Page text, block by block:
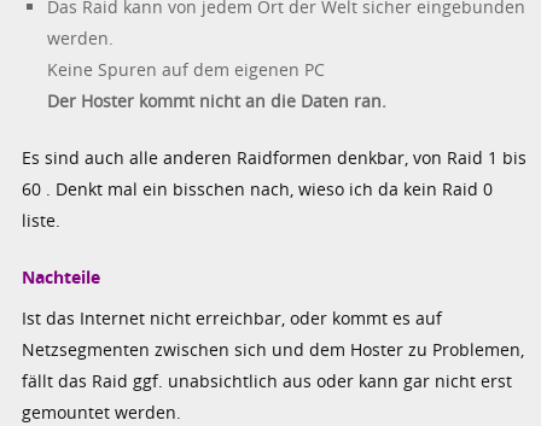
Das Raid kann von jedem Ort der Welt sicher eingebunden
werden.
Keine Spuren auf dem eigenen PC
Der Hoster kommt nicht an die Daten ran.
Es sind auch alle anderen Raidformen denkbar, von Raid 1 bis
60 . Denkt mal ein bisschen nach, wieso ich da kein Raid 0
liste.
Nachteile
Ist das Internet nicht erreichbar, oder kommt es auf
Netzsegmenten zwischen sich und dem Hoster zu Problemen,
fällt das Raid ggf. unabsichtlich aus oder kann gar nicht erst
gemountet werden.